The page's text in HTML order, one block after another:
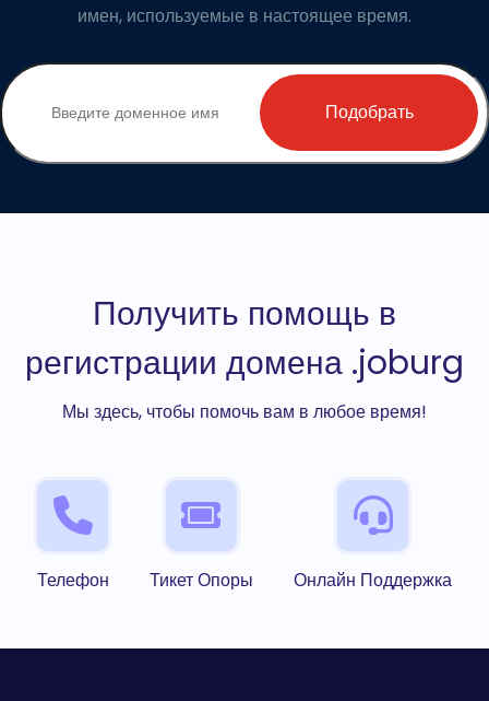
имен, используемые в настоящее время.
Подобрать
Получить помощь в
регистрации домена .joburg
Мы здесь, чтобы помочь вам в любое время!
Телефон Тикет Опоры Онлайн Поддержка